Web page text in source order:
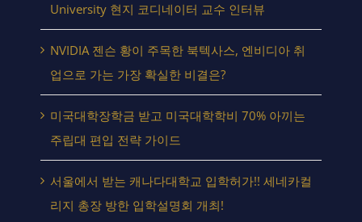
University 현지 코디네이터 교수 인터뷰
NVIDIA 젠슨 황이 주목한 북텍사스, 엔비디아 취
업으로 가는 가장 확실한 비결은?
미국대학장학금 받고 미국대학학비 70% 아끼는
주립대 편입 전략 가이드
서울에서 받는 캐나다대학교 입학허가!! 세네카컬
리지 총장 방한 입학설명회 개최!